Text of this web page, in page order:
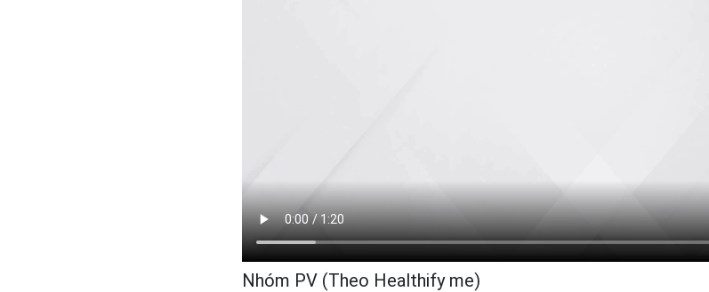
Nhóm PV (Theo Healthify me)